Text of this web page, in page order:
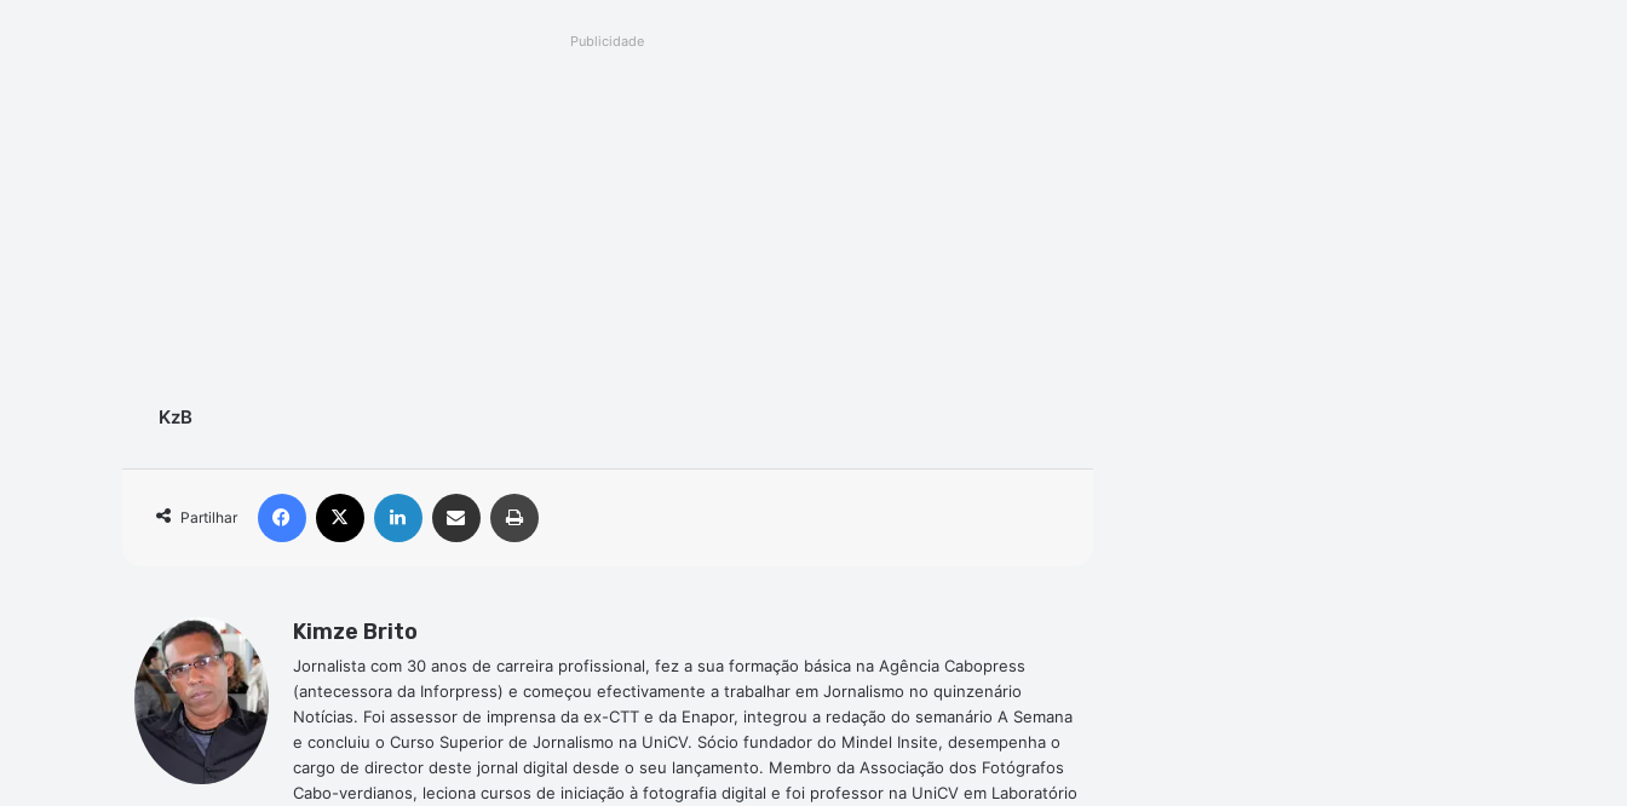
Publicidade
KzB
Partilhar
Facebook Linkedin Compartilhar via e-mail
Kimze Brito
Jornalista com 30 anos de carreira profissional, fez a sua formação básica na Agência Cabopress
(antecessora da Inforpress) e começou efectivamente a trabalhar em Jornalismo no quinzenário
Notícias. Foi assessor de imprensa da ex-CTT e da Enapor, integrou a redação do semanário A Semana
e concluiu o Curso Superior de Jornalismo na UniCV. Sócio fundador do Mindel Insite, desempenha o
cargo de director deste jornal digital desde o seu lançamento. Membro da Associação dos Fotógrafos
Cabo-verdianos, leciona cursos de iniciação à fotografia digital e foi professor na UniCV em Laboratório